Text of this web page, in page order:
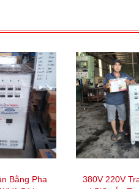
Bằng Pha
380V 220V